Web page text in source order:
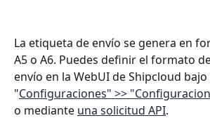
La etiqueta de envío se genera en
A5 o A6. Puedes definir el formato
envío en la WebUI de Shipcloud
"Configuraciones" >>
o mediante una solicitud API.